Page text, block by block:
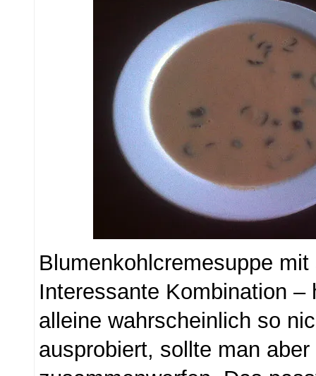
Blumenkohlcremesuppe
Interessante Kombination –
alleine wahrscheinlich so
ausprobiert, sollte man aber